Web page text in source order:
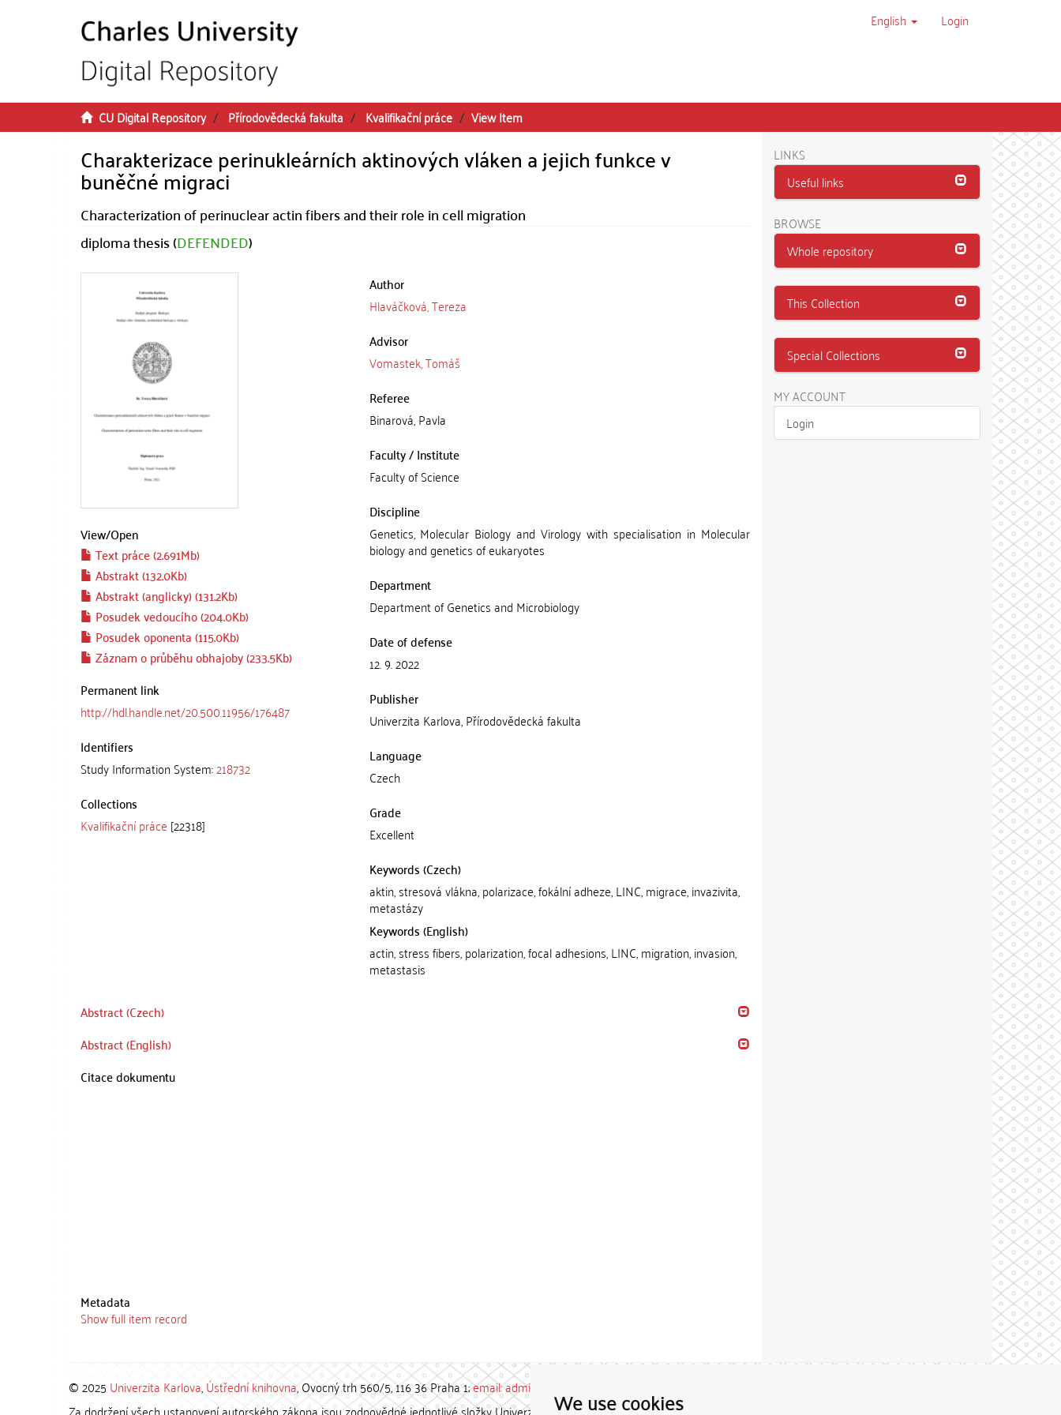
We use cookies
English Login
CU Digital Repository Přírodovědecká fakulta Kvalifikační práce View Item
Charakterizace perinukleárních aktinových vláken a jejich funkce v
buněčné migraci
Characterization of perinuclear actin fibers and their role in cell migration
diploma thesis (DEFENDED)
View/Open
Text práce (2.691Mb)
Abstrakt (132.0Kb)
Abstrakt (anglicky) (131.2Kb)
Posudek vedoucího (204.0Kb)
Posudek oponenta (115.0Kb)
Záznam o průběhu obhajoby (233.5Kb)
Permanent link
http://hdl.handle.net/20.500.11956/176487
Identifiers
Study Information System:218732
Collections
Kvalifikační práce [22318]
Author
Hlaváčková, Tereza
Advisor
Vomastek, Tomáš
Referee
Binarová, Pavla
Faculty / Institute
Faculty of Science
Discipline
Genetics, Molecular Biology and Virology with specialisation in Molecular
biology and genetics of eukaryotes
Department
Department of Genetics and Microbiology
Date of defense
12. 9. 2022
Publisher
Univerzita Karlova, Přírodovědecká fakulta
Language
Czech
Grade
Excellent
Keywords (Czech)
aktin, stresová vlákna, polarizace, fokální adheze, LINC, migrace, invazivita,
metastázy
Keywords (English)
actin, stress fibers, polarization, focal adhesions, LINC, migration, invasion,
metastasis
Abstract (Czech)
Abstract (English)
Citace dokumentu
Metadata
Show full item record
LINKS
Useful links
BROWSE
Whole repository
This Collection
Special Collections
MY ACCOUNT
Login
© 2025 Univerzita Karlova,Ústřední knihovna, Ovocný trh 560/5, 116 36 Praha 1;email: admin-repozitar [at] cuni.cz